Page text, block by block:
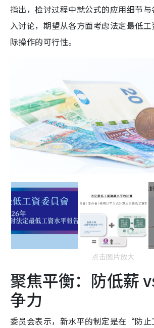
指出，检讨过程中就公式的应用细节
入讨论，期望从各方面考虑法定最低
际操作的可行性。
点击图片放大
聚焦平衡：防低薪
争力
委员会表示，新水平的制定是在“防